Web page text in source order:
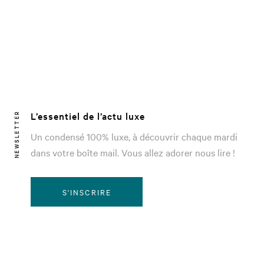
NEWSLETTER
L’essentiel de l’actu luxe
Un condensé 100% luxe, à découvrir chaque mardi
dans votre boîte mail. Vous allez adorer nous lire !
S'INSCRIRE